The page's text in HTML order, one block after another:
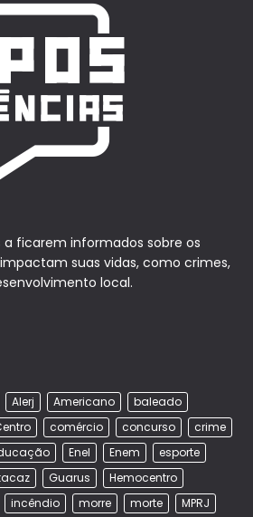
a ficarem informados sobre os
suas vidas, como crimes,
local.
Alerj Americano
baleado
comércio concurso
crime
Enel Enem
esporte
Guarus
Hemocentro
incêndio morre morte MPRJ